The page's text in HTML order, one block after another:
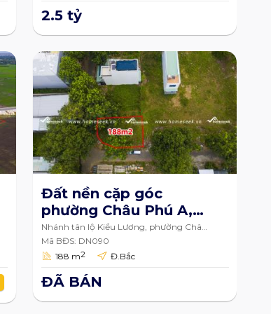
2.5 tỷ
Đất nền cặp góc
phường Châu Phú A,
Châu Đốc, An Giang
Nhánh tân lộ Kiều Lương, phường Châu
Phú A, Châu Đốc, An Giang
Mã BĐS: DN090
188 m2 Đ.Bắc
ĐÃ BÁN